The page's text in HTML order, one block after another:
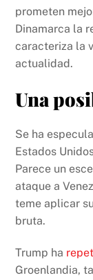
prometen
Dinamarca la
caracteriza la
actualidad.
Una
Se ha
Estados
Parece un
ataque a
teme aplicar
bruta.
Trump ha
Groenlandia,